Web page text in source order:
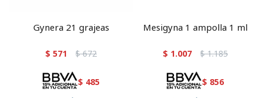
Gynera 21 grajeas
$ 571 $ 672
$ 485
Mesigyna 1 ampolla 1 ml
$ 1.007 $ 1.185
$ 856